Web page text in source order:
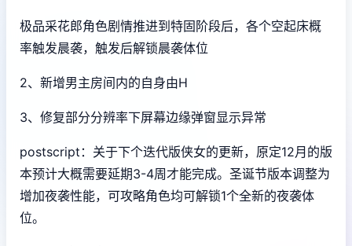
极品采花郎角色剧情推进到特固阶段后，各个空起床概
率触发晨袭，触发后解锁晨袭体位
2、新增男主房间内的自身由H
3、修复部分分辨率下屏幕边缘弹窗显示异常
postscript：关于下个迭代版侠女的更新，原定12月的版
本预计大概需要延期3-4周才能完成。圣诞节版本调整为
增加夜袭性能，可攻略角色均可解锁1个全新的夜袭体
位。